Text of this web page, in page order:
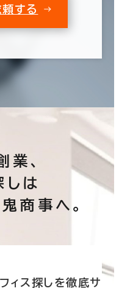
する
、
しは
商事へ。
ィス探しを徹底サ